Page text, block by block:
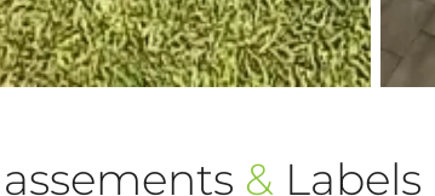
& Labels